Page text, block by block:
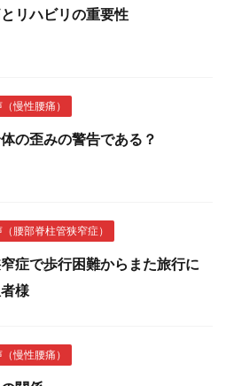
リハビリの重要性
慢性腰痛）
の歪みの警告である？
腰部脊柱管狭窄症）
症で歩行困難からまた旅行に
様
慢性腰痛）